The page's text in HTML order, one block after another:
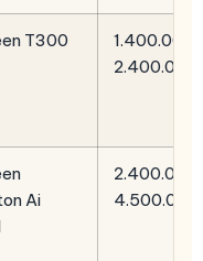
T300
1.400.000
Ai
2.400.000